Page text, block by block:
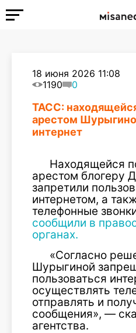
18 июня 2026 11:08
1190
0
ТАСС:
арестом
интернет
Находящейся
арестом блогеру
запретили
интернетом, а
телефонные
сообщили в
органах.
«Согласно
Шурыгиной
пользоваться
осуществлять
отправлять и
сообщения», —
агентства.